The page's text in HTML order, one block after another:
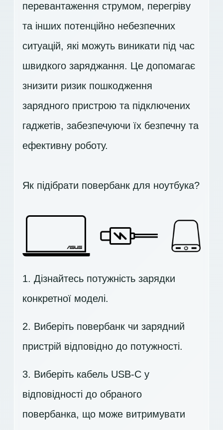
перевантаження струмом, перегріву
та інших потенційно небезпечних
ситуацій, які можуть виникати під час
швидкого заряджання. Це допомагає
знизити ризик пошкодження
зарядного пристрою та підключених
гаджетів, забезпечуючи їх безпечну та
ефективну роботу.
Як підібрати повербанк для ноутбука?
1. Дізнайтесь потужність зарядки
конкретної моделі.
2. Виберіть повербанк чи зарядний
пристрій відповідно до потужності.
3. Виберіть кабель USB-C у
відповідності до обраного
повербанка, що може витримувати